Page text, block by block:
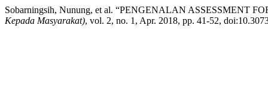
Sobarningsih, Nunung, et al. “PENGENALAN ASSESSMENT
Kepada Masyarakat), vol. 2, no. 1, Apr. 2018, pp. 41-52,